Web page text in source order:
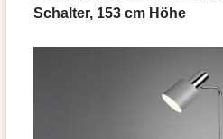
Schalter, 153 cm Höhe